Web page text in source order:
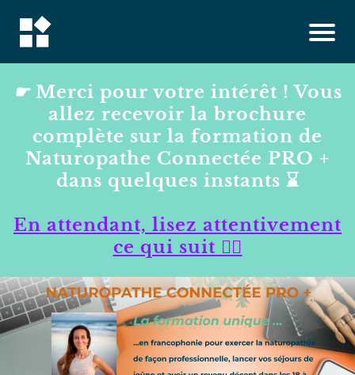
☛Merci pour votre intérêt ! Vous
allez recevoir la brochure
complète sur la formation de
Naturopathe Connectée PRO +
dans quelques instants ⌛️
En attendant, lisez attentivement
ce qui suit 👇🏻